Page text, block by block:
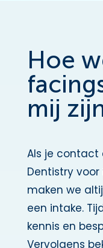
Hoe
mij
Als je contact
Dentistry
maken we
een intake.
kennis en
Vervolgens